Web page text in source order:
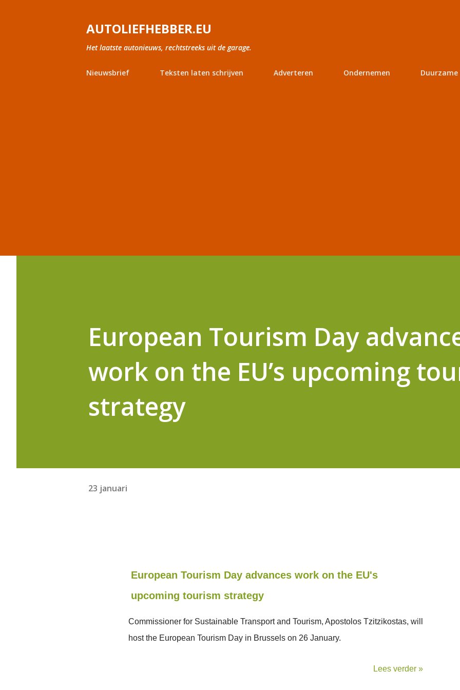
AUTOLIEFHEBBER.EU
Het laatste autonieuws, rechtstreeks uit de garage.
Nieuwsbrief Teksten laten schrijven Adverteren Ondernemen Duurzame
European Tourism Day
work on the EU’s upcoming
strategy
23 januari
European Tourism Day advances work on the EU's
upcoming tourism strategy
Commissioner for Sustainable Transport and Tourism, Apostolos Tzitzikostas, will
host the European Tourism Day in Brussels on 26 January.
Lees verder »